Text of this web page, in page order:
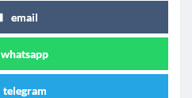
email
whatsapp
telegram